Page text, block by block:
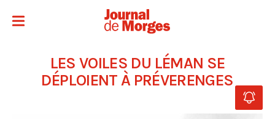
LES VOILES DU LÉMAN SE
DÉPLOIENT À PRÉVERENGES